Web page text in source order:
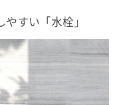
すい「水栓」